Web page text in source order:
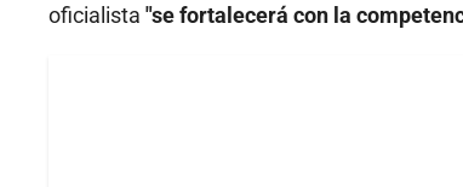
oficialista "se fortalecerá con la